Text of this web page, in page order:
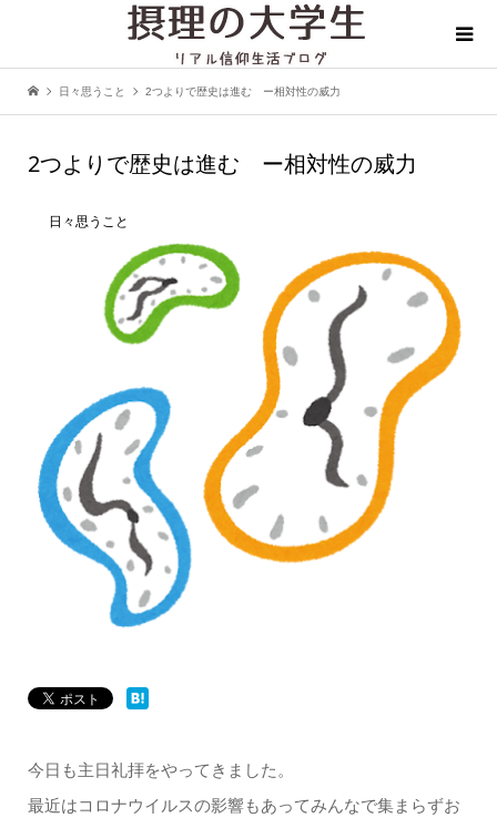
日々思うこと 2つよりで歴史は進む ー相対性の威力
2つよりで歴史は進む ー相対性の威力
日々思うこと
今日も主日礼拝をやってきました。
最近はコロナウイルスの影響もあってみんなで集まらずお